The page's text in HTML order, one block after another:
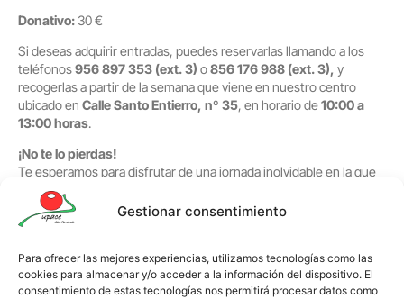
Gestionar consentimiento
Para ofrecer las mejores experiencias, utilizamos tecnologías como las
cookies para almacenar y/o acceder a la información del dispositivo. El
consentimiento de estas tecnologías nos permitirá procesar datos como
Donativo: 30 €
Si deseas adquirir entradas, puedes reservarlas llamando a los
teléfonos956 897 353 (ext. 3) o856 176 988 (ext. 3), y
recogerlas a partir de la semana que viene en nuestro centro
ubicado en Calle Santo Entierro, nº 35, en horario de10:00 a
13:00 horas.
¡No te lo pierdas!
Te esperamos para disfrutar de una jornada inolvidable en la que
la música, la tradición y la solidaridad se dan la mano. Para más
información, no dudes en contactarnos.